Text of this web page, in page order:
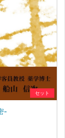
セット
-